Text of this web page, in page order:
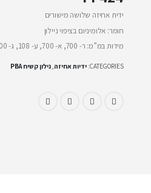
ידית אחיזה שלושה מישורים
חומר: אלומיניום בציפוי ניילון
מידות במ”מ: ר- 700, א- 700, ע- 108, ג- 900, קוטר- 36
CATEGORIES: ידיות אחיזה נילון קשיח PBA